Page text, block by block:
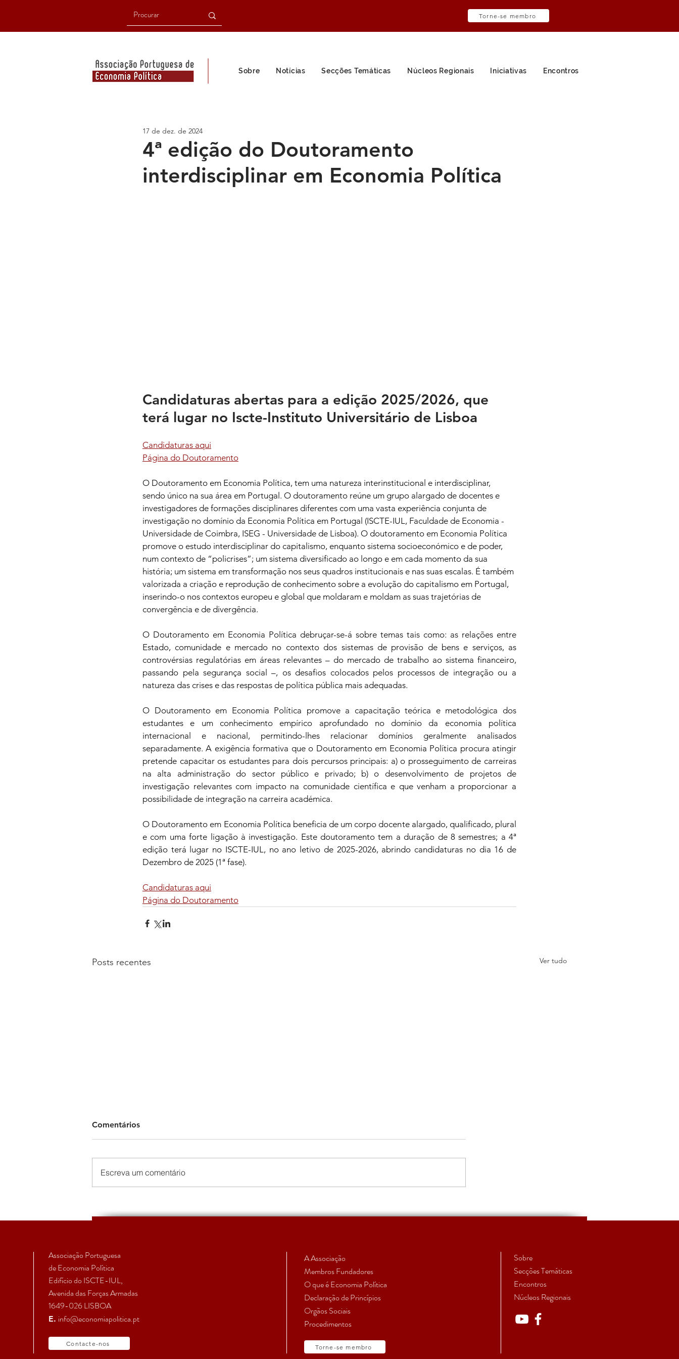
Torne-se membro
Sobre Notícias Secções Temáticas Núcleos Regionais Iniciativas Encontros
4ª edição do Doutoramento
interdisciplinar em Economia Política
17 de dez. de 2024
Candidaturas abertas para a edição 2025/2026, que
terá lugar no Iscte-Instituto Universitário de Lisboa
Candidaturas aqui
Página do Doutoramento
O Doutoramento em Economia Política, tem uma natureza interinstitucional e interdisciplinar,
sendo único na sua área em Portugal. O doutoramento reúne um grupo alargado de docentes e
investigadores de formações disciplinares diferentes com uma vasta experiência conjunta de
investigação no domínio da Economia Política em Portugal (ISCTE-IUL, Faculdade de Economia -
Universidade de Coimbra, ISEG - Universidade de Lisboa). O doutoramento em Economia Política
promove o estudo interdisciplinar do capitalismo, enquanto sistema socioeconómico e de poder,
num contexto de “policrises”; um sistema diversificado ao longo e em cada momento da sua
história; um sistema em transformação nos seus quadros institucionais e nas suas escalas. É também
valorizada a criação e reprodução de conhecimento sobre a evolução do capitalismo em Portugal,
inserindo-o nos contextos europeu e global que moldaram e moldam as suas trajetórias de
convergência e de divergência.
O Doutoramento em Economia Política debruçar-se-á sobre temas tais como: as relações entre
Estado, comunidade e mercado no contexto dos sistemas de provisão de bens e serviços, as
controvérsias regulatórias em áreas relevantes – do mercado de trabalho ao sistema financeiro,
passando pela segurança social –, os desafios colocados pelos processos de integração ou a
natureza das crises e das respostas de política pública mais adequadas.
O Doutoramento em Economia Política promove a capacitação teórica e metodológica dos
estudantes e um conhecimento empírico aprofundado no domínio da economia política
internacional e nacional, permitindo-lhes relacionar domínios geralmente analisados
separadamente. A exigência formativa que o Doutoramento em Economia Política procura atingir
pretende capacitar os estudantes para dois percursos principais: a) o prosseguimento de carreiras
na alta administração do sector público e privado; b) o desenvolvimento de projetos de
investigação relevantes com impacto na comunidade científica e que venham a proporcionar a
possibilidade de integração na carreira académica.
O Doutoramento em Economia Política beneficia de um corpo docente alargado, qualificado, plural
e com uma forte ligação à investigação. Este doutoramento tem a duração de 8 semestres; a 4ª
edição terá lugar no ISCTE-IUL, no ano letivo de 2025-2026, abrindo candidaturas no dia 16 de
Dezembro de 2025 (1ª fase).
Candidaturas aqui
Página do Doutoramento
Posts recentes Ver tudo
Secção Temática de
Investigadores em Início de
submissão de trabalhos
Comentários
Escreva um comentário
Associação Portuguesa
de Economia Política
Edifício do ISCTE-IUL,
Avenida das Forças Armadas
1649-026 LISBOA
E. info@economiapolitica.pt
Contacte-nos
A Associação
Membros Fundadores
O que é Economia Política
Declaração de Princípios
Orgãos Sociais
Procedimentos
Torne-se membro
Sobre
Secções Temáticas
Encontros
Núcleos Regionais